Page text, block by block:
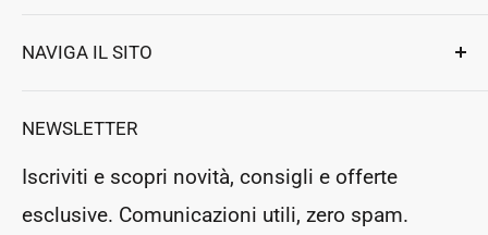
Strada Ludovico Ariosto 63
P.Iva: IT03364130546
Rea: PG283954
Termini e Condizioni
NAVIGA IL SITO
Prenota un appuntamento
Negozio Fisico
Segui il tuo ordine
NEWSLETTER
Iscriviti e scopri novità, consigli e offerte
esclusive. Comunicazioni utili, zero spam.